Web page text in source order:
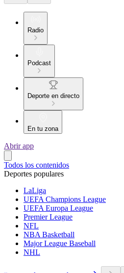
Radio
Podcast
Deporte en directo
En tu zona
Abrir app
Todos los contenidos
Deportes populares
LaLiga
UEFA Champions League
UEFA Europa League
Premier League
NFL
NBA Basketball
Major League Baseball
NHL